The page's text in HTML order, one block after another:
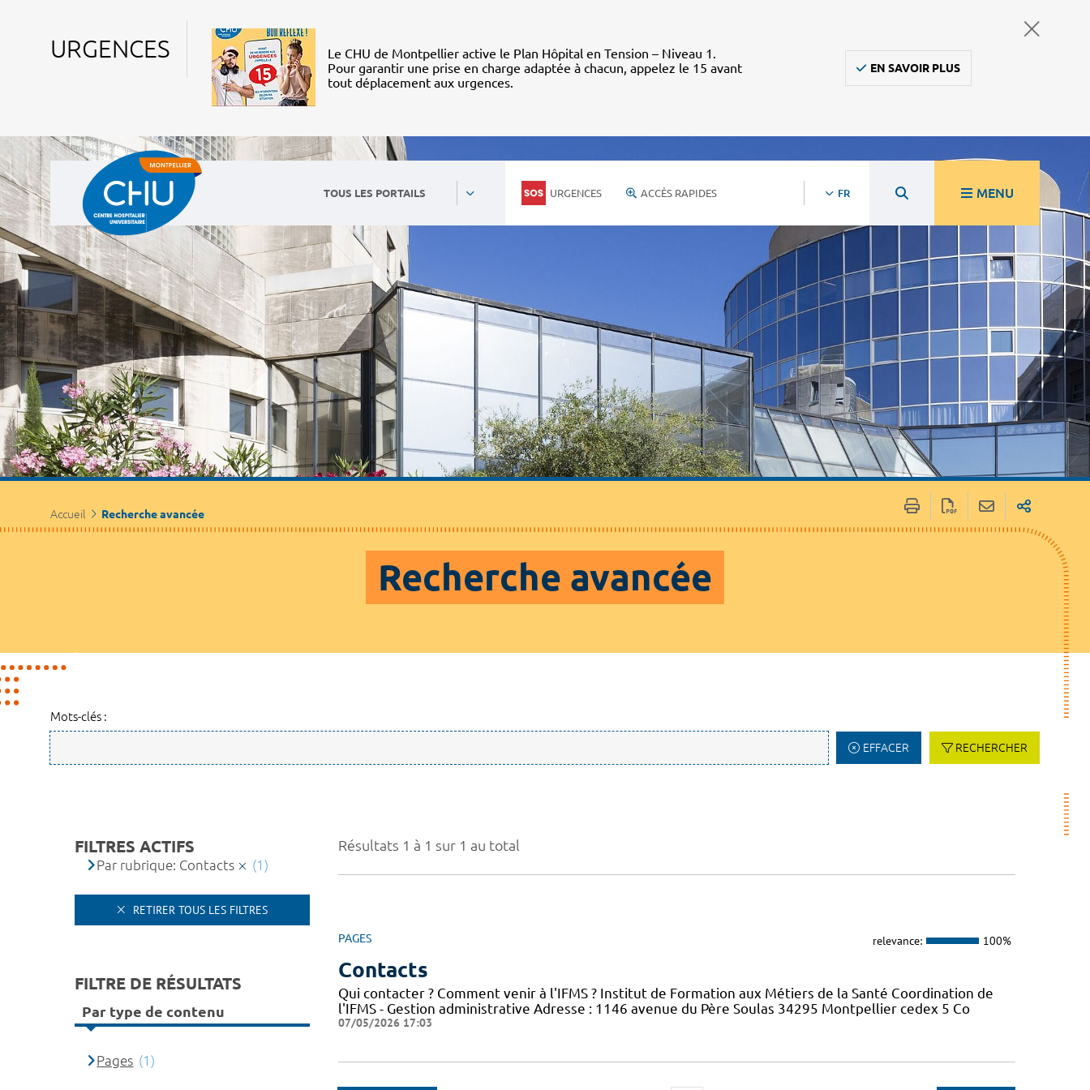
URGENCES
Le CHU de Montpellier active le Plan Hôpital en Tension – Niveau 1.
Pour garantir une prise en charge adaptée à chacun, appelez le 15 avant
tout déplacement aux urgences.
EN SAVOIR PLUS
TOUS LES PORTAILS URGENCES ACCÈS RAPIDES FR MENU
Accueil Recherche avancée
Recherche avancée
Mots-clés :
EFFACER RECHERCHER
Résultats 1 à 1 sur 1 au total
PAGES relevance: 100%
Contacts
Qui contacter ? Comment venir à l'IFMS ? Institut de Formation aux Métiers de la Santé Coordination de
l'IFMS - Gestion administrative Adresse : 1146 avenue du Père Soulas 34295 Montpellier cedex 5 Co
07/05/2026 17:03
FILTRES ACTIFS
Par rubrique: Contacts (1)
RETIRER TOUS LES FILTRES
FILTRE DE RÉSULTATS
Par type de contenu
Pages (1)